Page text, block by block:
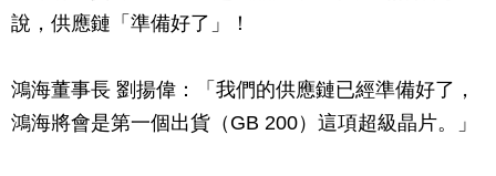
說，供應鏈「準備好了」！
鴻海董事長 劉揚偉：「我們的供應鏈已經準備好了，
鴻海將會是第一個出貨（GB 200）這項超級晶片。」